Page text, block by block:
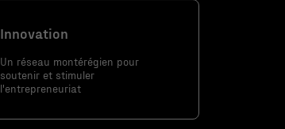
Innovation
Un réseau montérégien pour
soutenir et stimuler
l'entrepreneuriat